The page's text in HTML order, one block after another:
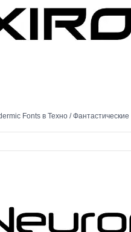
Fonts в Техно /Фантастические